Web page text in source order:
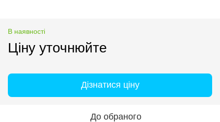
В наявності
Ціну уточнюйте
Дізнатися ціну
До обраного